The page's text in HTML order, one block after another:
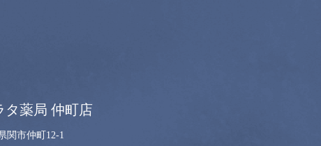
タ薬局 仲町店
関市仲町12-1